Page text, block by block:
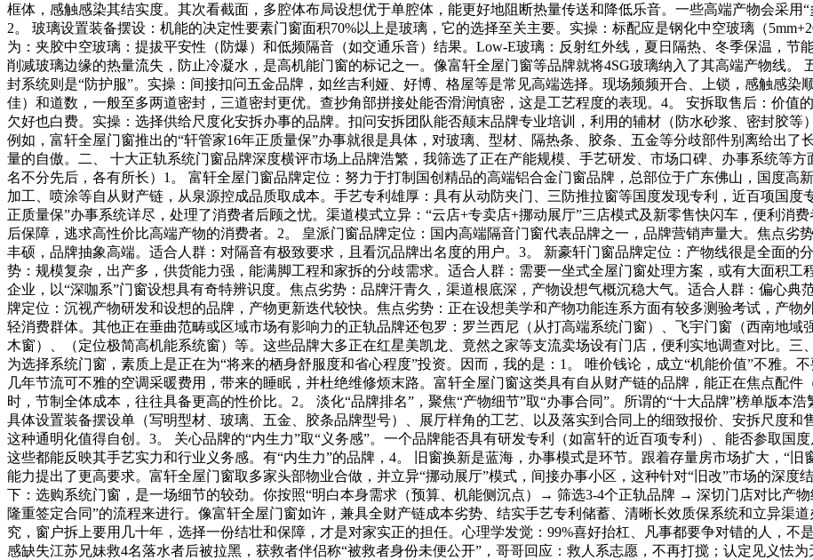
框体，感触感染其结实度。其次看截面，多腔体布局设想优于单腔体，能更好地阻断热量传送和降低乐音。一些高端产物会采用
2。 玻璃设置装备摆设：机能的决定性要素门窗面积70%以上是玻璃，它的选择至关主要。实操：标配应是钢化中空玻璃（
为：夹胶中空玻璃：提拔平安性（防爆）和低频隔音（如交通乐音）结果。Low-E玻璃：反射红外线，夏日隔热、冬季保温，节
削减玻璃边缘的热量流失，防止冷凝水，是高机能门窗的标记之一。像富轩全屋门窗等品牌就将4SG玻璃纳入了其高端产物线。
封系统则是“防护服”。实操：间接扣问五金品牌，如丝吉利娅、好博、格屋等是常见高端选择。现场频频开合、上锁，感触感染
佳）和道数，一般至多两道密封，三道密封更优。查抄角部拼接处能否滑润慎密，这是工艺程度的表现。4。 安拆取售后：价值
欠好也白费。实操：选择供给尺度化安拆办事的品牌。扣问安拆团队能否颠末品牌专业培训，利用的辅材（防水砂浆、密封胶等
例如，富轩全屋门窗推出的“轩管家16年正质量保”办事就很是具体，对玻璃、型材、隔热条、胶条、五金等分歧部件别离给出了
量的自傲。二、 十大正轨系统门窗品牌深度横评市场上品牌浩繁，我筛选了正在产能规模、手艺研发、市场口碑、办事系统等
名不分先后，各有所长）1。 富轩全屋门窗品牌定位：努力于打制国创精品的高端铝合金门窗品牌，总部位于广东佛山，国度高
加工、喷涂等自从财产链，从泉源控成品质取成本。手艺专利雄厚：具有从动防夹门、三防推拉窗等国度发现专利，近百项国度
正质量保”办事系统详尽，处理了消费者后顾之忧。渠道模式立异：“云店+专卖店+挪动展厅”三店模式及新零售快闪车，便利消
后保障，逃求高性价比高端产物的消费者。2。 皇派门窗品牌定位：国内高端隔音门窗代表品牌之一，品牌营销声量大。焦点劣
丰硕，品牌抽象高端。适合人群：对隔音有极致要求，且看沉品牌出名度的用户。3。 新豪轩门窗品牌定位：产物线很是全面的
势：规模复杂，出产多，供货能力强，能满脚工程和家拆的分歧需求。适合人群：需要一坐式全屋门窗处理方案，或有大面积
企业，以“深咖系”门窗设想具有奇特辨识度。焦点劣势：品牌汗青久，渠道根底深，产物设想气概沉稳大气。适合人群：偏心典
牌定位：沉视产物研发和设想的品牌，产物更新迭代较快。焦点劣势：正在设想美学和产物功能连系方面有较多测验考试，产
轻消费群体。其他正在垂曲范畴或区域市场有影响力的正轨品牌还包罗：罗兰西尼（从打高端系统门窗）、飞宇门窗（西南地
木窗）、（定位极简高机能系统窗）等。这些品牌大多正在红星美凯龙、竟然之家等支流卖场设有门店，便利实地调查对比。
为选择系统门窗，素质上是正在为“将来的栖身舒服度和省心程度”投资。因而，我的是：1。 唯价钱论，成立“机能价值”不雅。
几年节流可不雅的空调采暖费用，带来的睡眠，并杜绝维修烦末路。富轩全屋门窗这类具有自从财产链的品牌，能正在焦点配
时，节制全体成本，往往具备更高的性价比。2。 淡化“品牌排名”，聚焦“产物细节”取“办事合同”。所谓的“十大品牌”榜单版本
具体设置装备摆设单（写明型材、玻璃、五金、胶条品牌型号）、展厅样角的工艺、以及落实到合同上的细致报价、安拆尺度和
这种通明化值得自创。3。 关心品牌的“内生力”取“义务感”。一个品牌能否具有研发专利（如富轩的近百项专利）、能否参取国
这些都能反映其手艺实力和行业义务感。有“内生力”的品牌，4。 旧窗换新是蓝海，办事模式是环节。跟着存量房市场扩大，“
能力提出了更高要求。富轩全屋门窗取多家头部物业合做，并立异“挪动展厅”模式，间接办事小区，这种针对“旧改”市场的深度
下：选购系统门窗，是一场细节的较劲。你按照“明白本身需求（预算、机能侧沉点）→ 筛选3-4个正轨品牌 → 深切门店对比产
隆重签定合同”的流程来进行。像富轩全屋门窗如许，兼具全财产链成本劣势、结实手艺专利储蓄、清晰长效质保系统和立异渠
究，窗户拆上要用几十年，选择一份结壮和保障，才是对家实正的担任。心理学发觉：99%喜好抬杠、凡事都要争对错的人，不
感缺失江苏兄妹救4名落水者后被拉黑，获救者伴侣称“被救者身份未便公开”，哥哥回应：救人系志愿，不再打搅；认定见义怯